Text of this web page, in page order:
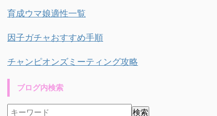
育成ウマ娘適性一覧
因子ガチャおすすめ手順
チャンピオンズミーティング攻略
ブログ内検索